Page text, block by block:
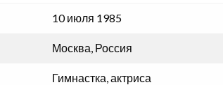
10 июля 1985
Москва, Россия
Гимнастка, актриса